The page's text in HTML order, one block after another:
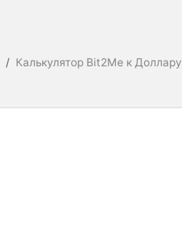
/ Калькулятор Bit2Me к Доллару